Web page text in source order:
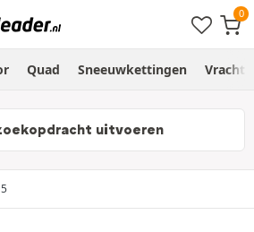
Quad Sneeuwkettingen
uitvoeren